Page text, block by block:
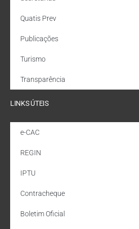
Quatis Prev
Publicações
Turismo
Transparência
LINKS ÚTEIS
e-CAC
REGIN
IPTU
Contracheque
Boletim Oficial